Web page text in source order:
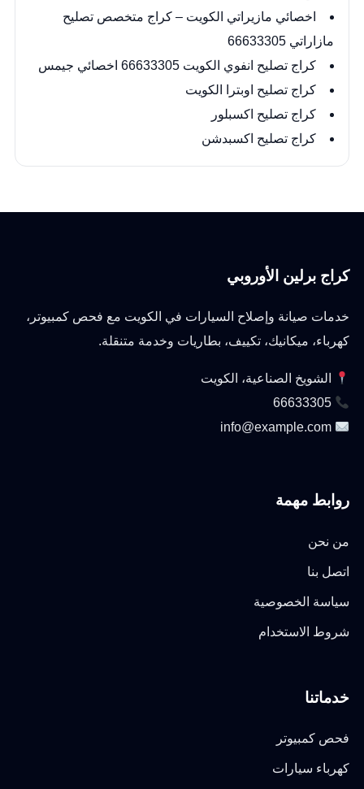
اخصائي مازيراتي الكويت – كراج متخصص تصليح
مازاراتي 66633305
كراج تصليح انفوي الكويت 66633305 اخصائي جيمس
كراج تصليح اوبترا الكويت
كراج تصليح اكسبلور
كراج تصليح اكسبدشن
كراج برلين الأوروبي
خدمات صيانة وإصلاح السيارات في الكويت مع فحص كمبيوتر،
كهرباء، ميكانيك، تكييف، بطاريات وخدمة متنقلة.
الشويخ الصناعية، الكويت
66633305
info@example.com
روابط مهمة
من نحن
اتصل بنا
سياسة الخصوصية
شروط الاستخدام
خدماتنا
فحص كمبيوتر
كهرباء سيارات